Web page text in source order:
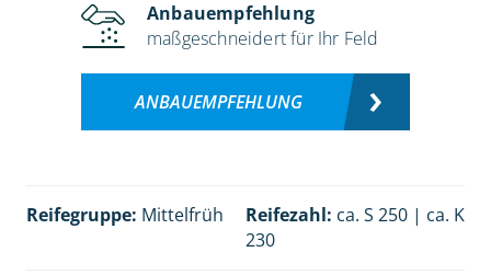
Anbauempfehlung
maßgeschneidert für Ihr Feld
ANBAUEMPFEHLUNG
Reifegruppe: Mittelfrüh Reifezahl: ca. S 250 | ca. K
230